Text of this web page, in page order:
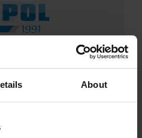
About
дилером бренду
яке вже багато
Збройних сил РП,